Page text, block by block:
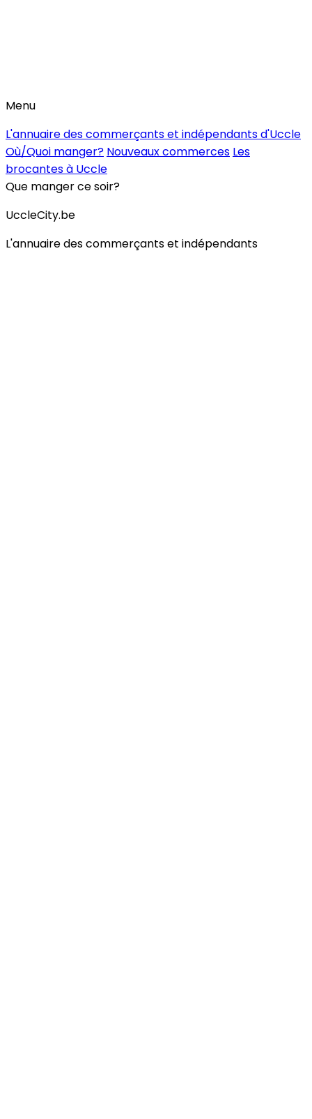
Menu
L'annuaire des commerçants et indépendants d'Uccle
Où/Quoi manger? Nouveaux commerces Les
brocantes à Uccle
Que manger ce soir?
UccleCity.be
L'annuaire des commerçants et indépendants